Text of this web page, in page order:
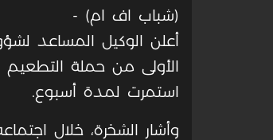
(شباب اف ام) -
أعلن الوكيل المساعد
الأولى من حملة
استمرت لمدة أسبوع.
وأشار الشخرة، خلال